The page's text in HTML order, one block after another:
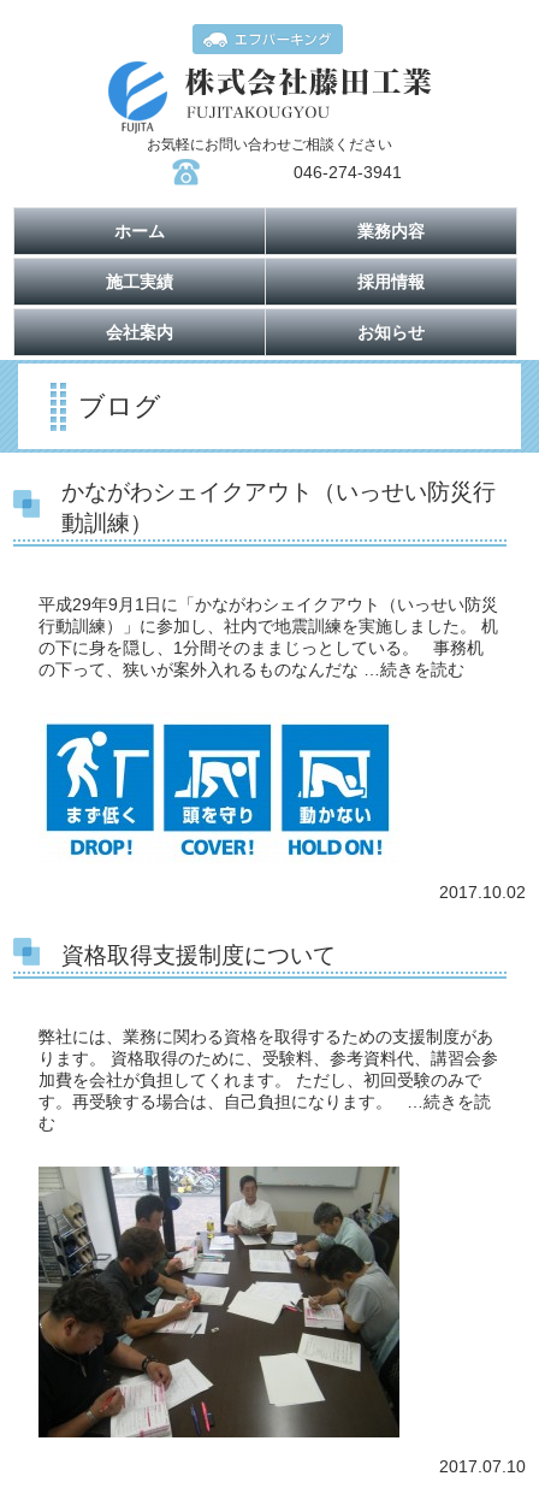
お気軽にお問い合わせご相談ください
046-274-3941
ホーム 業務内容
施工実績 採用情報
会社案内 お知らせ
ブログ
かながわシェイクアウト（いっせい防災行
動訓練）
平成29年9月1日に「かながわシェイクアウト（いっせい防災
行動訓練）」に参加し、社内で地震訓練を実施しました。 机
の下に身を隠し、1分間そのままじっとしている。 事務机
の下って、狭いが案外入れるものなんだな …続きを読む
2017.10.02
資格取得支援制度について
弊社には、業務に関わる資格を取得するための支援制度があ
ります。 資格取得のために、受験料、参考資料代、講習会参
加費を会社が負担してくれます。 ただし、初回受験のみで
す。再受験する場合は、自己負担になります。 …続きを読
む
2017.07.10